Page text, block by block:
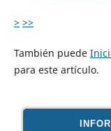
> >>
También puede
para este artículo.